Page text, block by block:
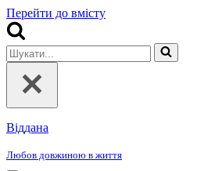
Перейти до вмісту
Шукати...
Віддана
Любов довжиною в життя